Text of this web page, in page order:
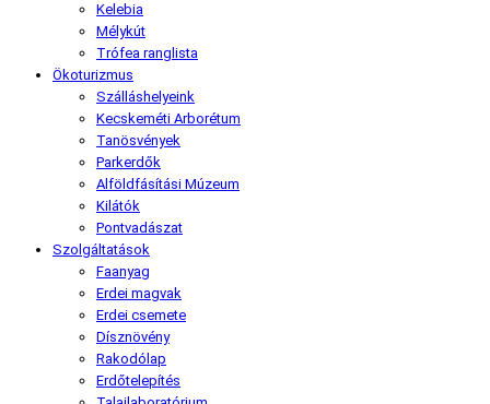
Kelebia
Mélykút
Trófea ranglista
Ökoturizmus
Szálláshelyeink
Kecskeméti Arborétum
Tanösvények
Parkerdők
Alföldfásítási Múzeum
Kilátók
Pontvadászat
Szolgáltatások
Faanyag
Erdei magvak
Erdei csemete
Dísznövény
Rakodólap
Erdőtelepítés